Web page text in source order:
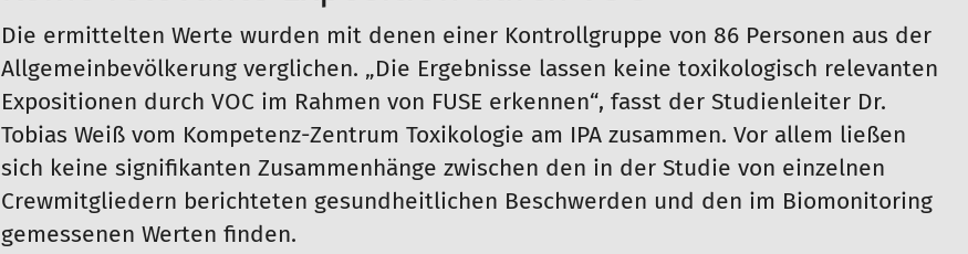
Die ermittelten Werte wurden mit denen einer Kontrollgruppe von 86 Personen aus der
Allgemeinbevölkerung verglichen. „Die Ergebnisse lassen keine toxikologisch relevanten
Expositionen durch VOC im Rahmen von FUSE erkennen“, fasst der Studienleiter Dr.
Tobias Weiß vom Kompetenz-Zentrum Toxikologie am IPA zusammen. Vor allem ließen
sich keine signifikanten Zusammenhänge zwischen den in der Studie von einzelnen
Crewmitgliedern berichteten gesundheitlichen Beschwerden und den im Biomonitoring
gemessenen Werten finden.